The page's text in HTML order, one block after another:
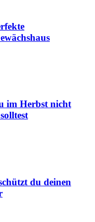
im Herbst nicht
du deinen